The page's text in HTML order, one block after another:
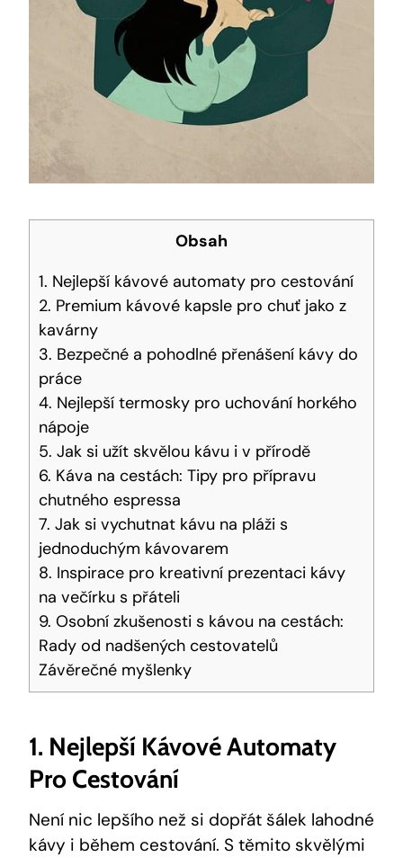
Obsah
1. Nejlepší kávové automaty pro cestování
2. Premium kávové kapsle pro chuť jako z
kavárny
3. Bezpečné a pohodlné přenášení kávy do
práce
4. Nejlepší termosky pro uchování horkého
nápoje
5. Jak si užít skvělou kávu i v přírodě
6. Káva na cestách: Tipy pro přípravu
chutného espressa
7. Jak si vychutnat kávu na pláži s
jednoduchým kávovarem
8. Inspirace pro kreativní prezentaci kávy
na večírku s přáteli
9. Osobní zkušenosti s kávou na cestách:
Rady od nadšených cestovatelů
Závěrečné myšlenky
1. Nejlepší Kávové Automaty
Pro Cestování
Není nic lepšího než si dopřát šálek lahodné
kávy i během cestování. S těmito skvělými